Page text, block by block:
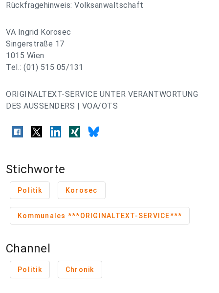
Rückfragehinweis: Volksanwaltschaft
VA Ingrid Korosec
Singerstraße 17
1015 Wien
Tel.: (01) 515 05/131
ORIGINALTEXT-SERVICE UNTER VERANTWORTUNG
DES AUSSENDERS | VOA/OTS
Stichworte
Politik Korosec
Kommunales ***ORIGINALTEXT-SERVICE***
Channel
Politik Chronik